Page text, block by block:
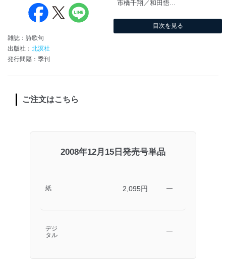
雑誌：詩歌句
出版社： 北溟社
発行間隔：季刊
市橋千翔／和田悟...
目次を見る
ご注文はこちら
2008年12月15日発売号単品
紙 2,095円 ―
デジ
タル
―